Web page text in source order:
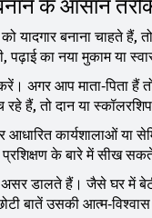
के आसान
यादगार बनाना चाहते
का नया मुकाम या
करें। अगर आप माता‑पिता
रहे हैं, तो दान या
आधारित कार्यशालाओं या
प्रशिक्षण के बारे में सीख
डालते हैं। जैसे घर में
बातें उसकी